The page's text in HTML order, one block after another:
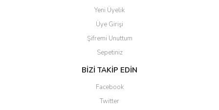
Yeni Üyelik
Üye Girişi
Şifremi Unuttum
Sepetiniz
BİZİ TAKİP EDİN
Facebook
Twitter